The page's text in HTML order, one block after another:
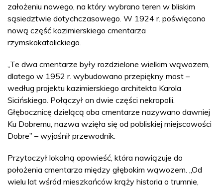
założeniu nowego, na który wybrano teren w bliskim
sąsiedztwie dotychczasowego. W 1924 r. poświęcono
nową część kazimierskiego cmentarza
rzymskokatolickiego.
„Te dwa cmentarze były rozdzielone wielkim wąwozem,
dlatego w 1952 r. wybudowano przepiękny most –
według projektu kazimierskiego architekta Karola
Sicińskiego. Połączył on dwie części nekropolii.
Głębocznicę dzielącą oba cmentarze nazywano dawniej
Ku Dobremu, nazwa wzięła się od pobliskiej miejscowości
Dobre” – wyjaśnił przewodnik.
Przytoczył lokalną opowieść, która nawiązuje do
położenia cmentarza między głębokim wąwozem. „Od
wielu lat wśród mieszkańców krąży historia o trumnie,